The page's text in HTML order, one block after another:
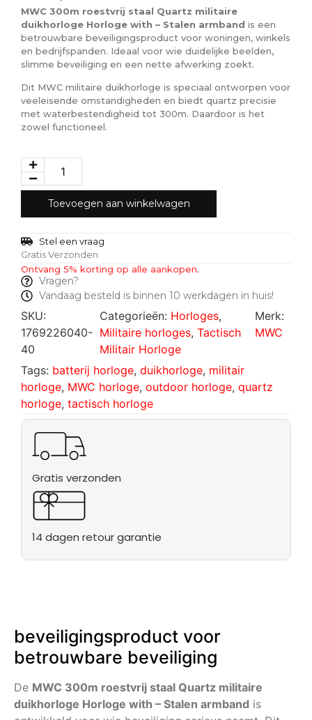
MWC 300m roestvrij staal Quartz militaire
duikhorloge Horloge with – Stalen armband is een
betrouwbare beveiligingsproduct voor woningen, winkels
en bedrijfspanden. Ideaal voor wie duidelijke beelden,
slimme beveiliging en een nette afwerking zoekt.
Dit MWC militaire duikhorloge is speciaal ontworpen voor
veeleisende omstandigheden en biedt quartz precisie
met waterbestendigheid tot 300m. Daardoor is het
zowel functioneel.
Toevoegen aan winkelwagen
Stel een vraag
Gratis Verzonden
Ontvang 5% korting op alle aankopen.
Vragen?
Vandaag besteld is binnen 10 werkdagen in huis!
SKU:
1769226040-
40
Categorieën: Horloges,
Militaire horloges, Tactisch
Militair Horloge
Merk:
MWC
Tags: batterij horloge, duikhorloge, militair
horloge, MWC horloge, outdoor horloge, quartz
horloge, tactisch horloge
Gratis verzonden
14 dagen retour garantie
beveiligingsproduct voor
betrouwbare beveiliging
De MWC 300m roestvrij staal Quartz militaire
duikhorloge Horloge with – Stalen armband is